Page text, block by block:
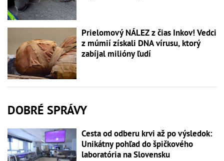
Prielomový NÁLEZ z čias Inkov! Vedci
z múmií získali DNA vírusu, ktorý
zabíjal milióny ľudí
DOBRÉ SPRÁVY
Cesta od odberu krvi až po výsledok:
Unikátny pohľad do špičkového
laboratória na Slovensku